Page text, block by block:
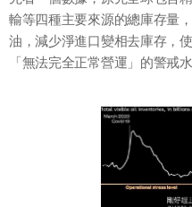
輸等四種主要來源的總庫存量
油，減少淨進口變相去庫存，
「無法完全正常營運」的警戒